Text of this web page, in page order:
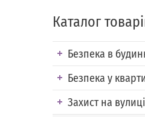
Каталог
Безпека в
Безпека у
Захист на вулиці